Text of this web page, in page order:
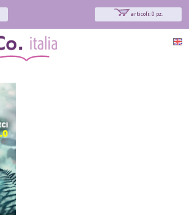
articoli: 0 pz.